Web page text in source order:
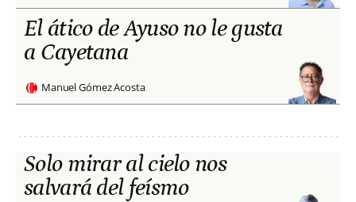
El ático de Ayuso no le gusta
a Cayetana
Manuel Gómez Acosta
Solo mirar al cielo nos
salvará del feísmo